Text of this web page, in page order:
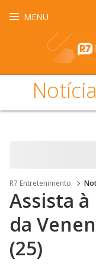
MENU
R7 Entretenimento
Assista
da
(25)